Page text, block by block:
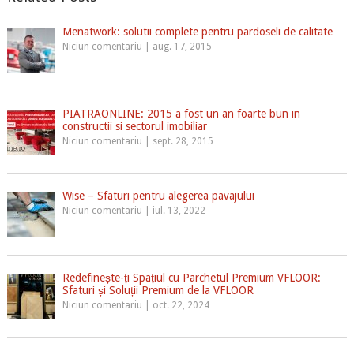
Menatwork: solutii complete pentru pardoseli de calitate
Niciun comentariu aug. 17, 2015
PIATRAONLINE: 2015 a fost un an foarte bun in
constructii si sectorul imobiliar
Niciun comentariu sept. 28, 2015
Wise – Sfaturi pentru alegerea pavajului
Niciun comentariu iul. 13, 2022
Redefinește-ți Spațiul cu Parchetul Premium VFLOOR:
Sfaturi și Soluții Premium de la VFLOOR
Niciun comentariu oct. 22, 2024